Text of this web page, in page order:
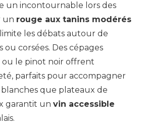
un incontournable lors des
un rouge aux tanins modérés
les débats autour de
ou corsées. Des cépages
ou le pinot noir offrent
parfaits pour accompagner
blanches que plateaux de
garantit un vin accessible